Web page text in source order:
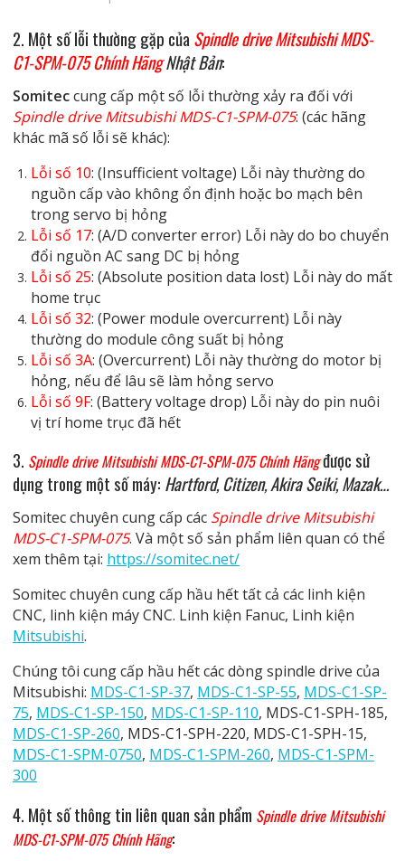
2. Một số lỗi thường gặp của Spindle drive Mitsubishi MDS-
C1-SPM-075 Chính HãngNhật Bản:
Somiteccung cấp một số lỗi thường xảy ra đối với
Spindle drive Mitsubishi MDS-C1-SPM-075: (các hãng
khác mã số lỗi sẽ khác):
Lỗi số 10: (Insufficient voltage) Lỗi này thường do
nguồn cấp vào không ổn định hoặc bo mạch bên
trong servo bị hỏng
Lỗi số 17: (A/D converter error) Lỗi này do bo chuyển
đổi nguồn AC sang DC bị hỏng
Lỗi số 25: (Absolute position data lost) Lỗi này do mất
home trục
Lỗi số 32: (Power module overcurrent) Lỗi này
thường do module công suất bị hỏng
Lỗi số 3A: (Overcurrent) Lỗi này thường do motor bị
hỏng, nếu để lâu sẽ làm hỏng servo
Lỗi số 9F: (Battery voltage drop) Lỗi này do pin nuôi
vị trí home trục đã hết
3. Spindle drive Mitsubishi MDS-C1-SPM-075 Chính Hãngđược sử
dụng trong một số máy: Hartford, Citizen, Akira Seiki, Mazak…
Somitec chuyên cung cấp các Spindle drive Mitsubishi
MDS-C1-SPM-075. Và một số sản phẩm liên quan có thể
xem thêm tại: https://somitec.net/
Somitec chuyên cung cấp hầu hết tất cả các linh kiện
CNC, linh kiện máy CNC. Linh kiện Fanuc, Linh kiện
Mitsubishi.
Chúng tôi cung cấp hầu hết các dòng spindle drive của
Mitsubishi: MDS-C1-SP-37, MDS-C1-SP-55, MDS-C1-SP-
75, MDS-C1-SP-150, MDS-C1-SP-110, MDS-C1-SPH-185,
MDS-C1-SP-260, MDS-C1-SPH-220, MDS-C1-SPH-15,
MDS-C1-SPM-0750, MDS-C1-SPM-260, MDS-C1-SPM-
300
4. Một số thông tin liên quansản phẩm Spindle drive Mitsubishi
MDS-C1-SPM-075 Chính Hãng: